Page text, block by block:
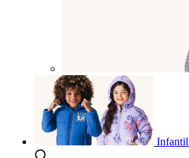
Infantil